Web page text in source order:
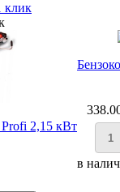
клик
2,15 кВт
в